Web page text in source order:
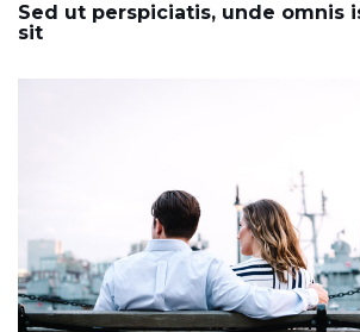
Sed ut perspiciatis, unde omnis
sit